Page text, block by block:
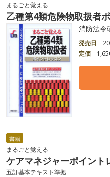
まるごと覚える
乙種第4類危険物取扱者
消防法令
発売日
定価
書籍
まるごと覚える
ケアマネジャーポイント
五訂基本テキスト準拠